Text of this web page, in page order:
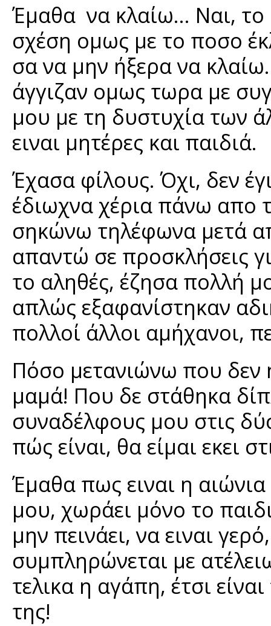
Έμαθα να κλαίω... Ναι, το
σχέση ομως με το ποσο
σα να μην ήξερα να
άγγιζαν ομως τωρα με
μου με τη δυστυχία των
ειναι μητέρες και παιδιά.
Έχασα φίλους. Όχι, δεν
έδιωχνα χέρια πάνω απο
σηκώνω τηλέφωνα μετά
απαντώ σε προσκλήσεις
το αληθές, έζησα πολλή
απλώς εξαφανίστηκαν
πολλοί άλλοι αμήχανοι,
Πόσο μετανιώνω που δεν
μαμά! Που δε στάθηκα
συναδέλφους μου στις
πώς είναι, θα είμαι εκει
Έμαθα πως ειναι η
μου, χωράει μόνο το
μην πεινάει, να ειναι
συμπληρώνεται με
τελικα η αγάπη, έτσι
της!